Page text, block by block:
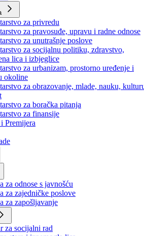
za privredu
za pravosuđe, upravu i radne odnose
za unutrašnje poslove
za socijalnu politiku, zdravstvo,
lica i izbjeglice
za urbanizam, prostorno uređenje i
okoline
za obrazovanje, mlade, nauku,
za boračka pitanja
za finansije
Premijera
za odnose s javnošću
za zajedničke poslove
za zapošljavanje